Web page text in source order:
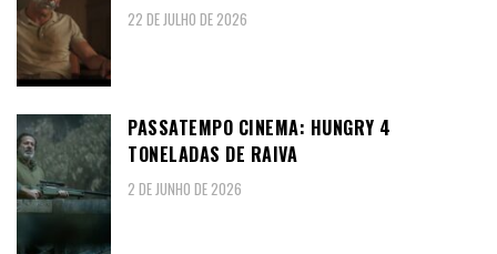
22 DE JULHO DE 2026
PASSATEMPO CINEMA: HUNGRY 4
TONELADAS DE RAIVA
2 DE JUNHO DE 2026